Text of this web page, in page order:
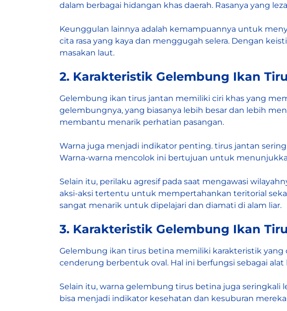
dalam berbagai hidangan khas daerah. Rasanya yang
Keunggulan lainnya adalah kemampuannya untuk
cita rasa yang kaya dan menggugah selera. Dengan
masakan laut.
2. Karakteristik Gelembung Ikan
Gelembung ikan tirus jantan memiliki ciri khas yang
gelembungnya, yang biasanya lebih besar dan lebih
membantu menarik perhatian pasangan.
Warna juga menjadi indikator penting. tirus jantan
Warna-warna mencolok ini bertujuan untuk
Selain itu, perilaku agresif pada saat mengawasi
aksi-aksi tertentu untuk mempertahankan teritorial
sangat menarik untuk dipelajari dan diamati di alam liar.
3. Karakteristik Gelembung Ikan
Gelembung ikan tirus betina memiliki karakteristik
cenderung berbentuk oval. Hal ini berfungsi sebagai
Selain itu, warna gelembung tirus betina juga
bisa menjadi indikator kesehatan dan kesuburan